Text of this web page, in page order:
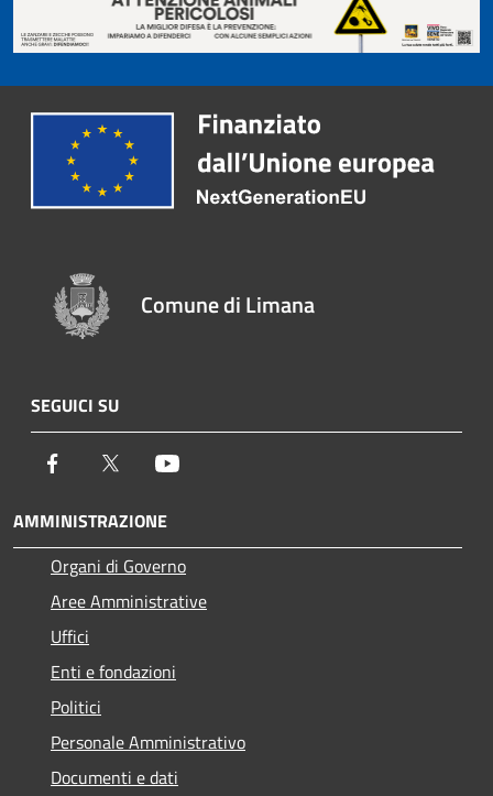
Comune di Limana
SEGUICI SU
Facebook Twitter
AMMINISTRAZIONE
Organi di Governo
Aree Amministrative
Uffici
Enti e fondazioni
Politici
Personale Amministrativo
Documenti e dati